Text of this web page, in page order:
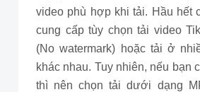
video phù hợp khi tải. Hầu hết
cung cấp tùy chọn tải video
(No watermark) hoặc tải ở
khác nhau. Tuy nhiên, nếu bạn
thì nên chọn tải dưới dạng